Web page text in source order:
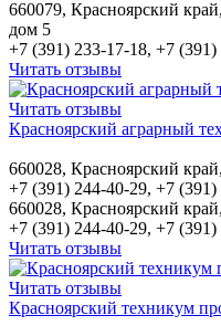
660079, Красноярский
дом 5
+7 (391) 233-17-18, +7
Читать отзывы
Читать отзывы
Красноярский аграрный
660028, Красноярский
+7 (391) 244-40-29, +7 (391)
660028, Красноярский
+7 (391) 244-40-29, +7 (391)
Читать отзывы
Читать отзывы
Красноярский техникум